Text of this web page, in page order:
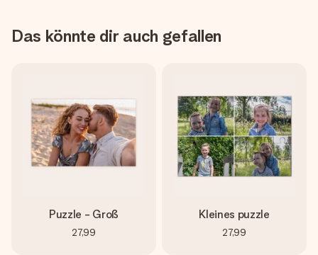
Das könnte dir auch gefallen
Puzzle - Groß
27,99
Kleines puzzle
27,99